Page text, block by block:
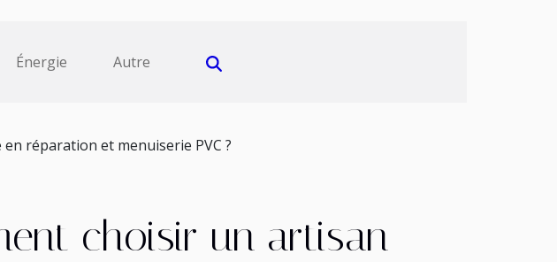
Énergie Autre
réparation et menuiserie PVC ?
choisir un artisan